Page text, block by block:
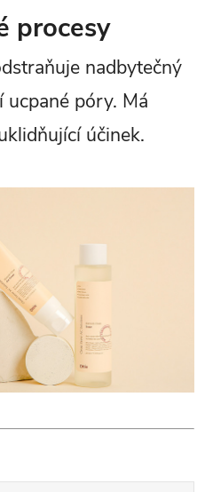
procesy
nadbytečný
póry. Má
účinek.